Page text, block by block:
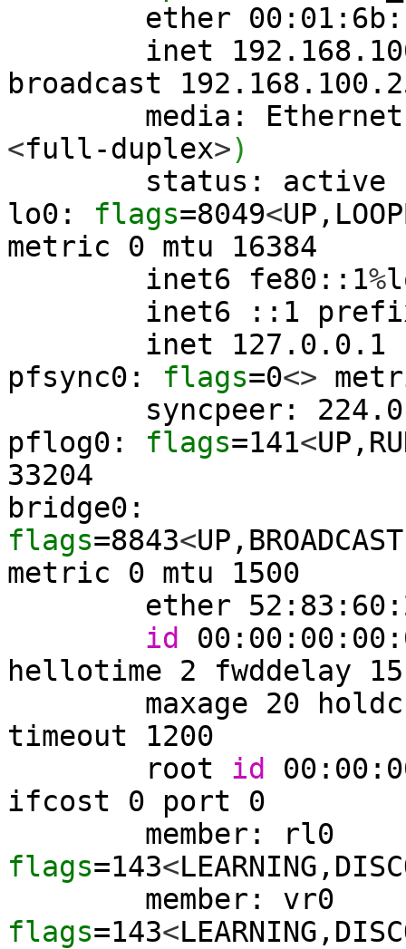
ether
inet
broadcast
media: Ethernet
<full-duplex>)
status: active
lo0: flags=8049<
metric 0 mtu 16384
inet6 fe80:: 1%
inet6 :: 1
inet 127.0.0.1
pfsync0: flags=0<>
syncpeer:
pflog0: flags=141<
33204
bridge0:
flags=8843<
metric 0 mtu 1500
ether 52 : 83 : 60
id
hellotime 2 fwddelay 15
maxage 20
timeout 1200
root id
ifcost 0 port 0
member: rl0
flags=143<
member: vr0
flags=143<